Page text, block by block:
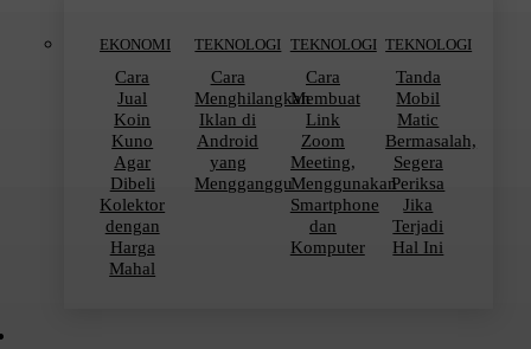
EKONOMI
Cara
Jual
Koin
Kuno
Agar
Dibeli
Kolektor
dengan
Harga
Mahal
TEKNOLOGI
Cara
Menghilangkan
Iklan di
Android
yang
Mengganggu
TEKNOLOGI
Cara
Membuat
Link
Zoom
Meeting,
Menggunakan
Smartphone
dan
Komputer
TEKNOLOGI
Tanda
Mobil
Matic
Bermasalah,
Segera
Periksa
Jika
Terjadi
Hal Ini